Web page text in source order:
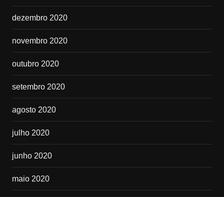
dezembro 2020
novembro 2020
outubro 2020
setembro 2020
agosto 2020
julho 2020
junho 2020
maio 2020